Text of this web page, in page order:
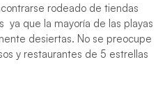
rodeado de tiendas
ya que la mayoría de las playas
desiertas. No se preocupe
y restaurantes de 5 estrellas